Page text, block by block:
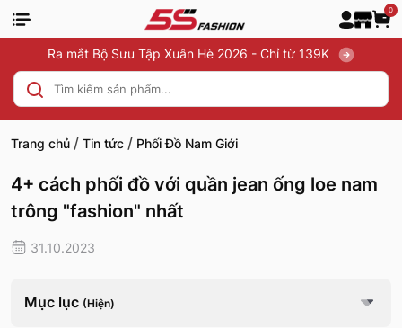
0
Ra mắt Bộ Sưu Tập Xuân Hè 2026 - Chỉ từ 139K
Trang chủ / Tin tức / Phối Đồ Nam Giới
4+ cách phối đồ với quần jean ống loe nam
trông "fashion" nhất
31.10.2023
Mục lục (Hiện)